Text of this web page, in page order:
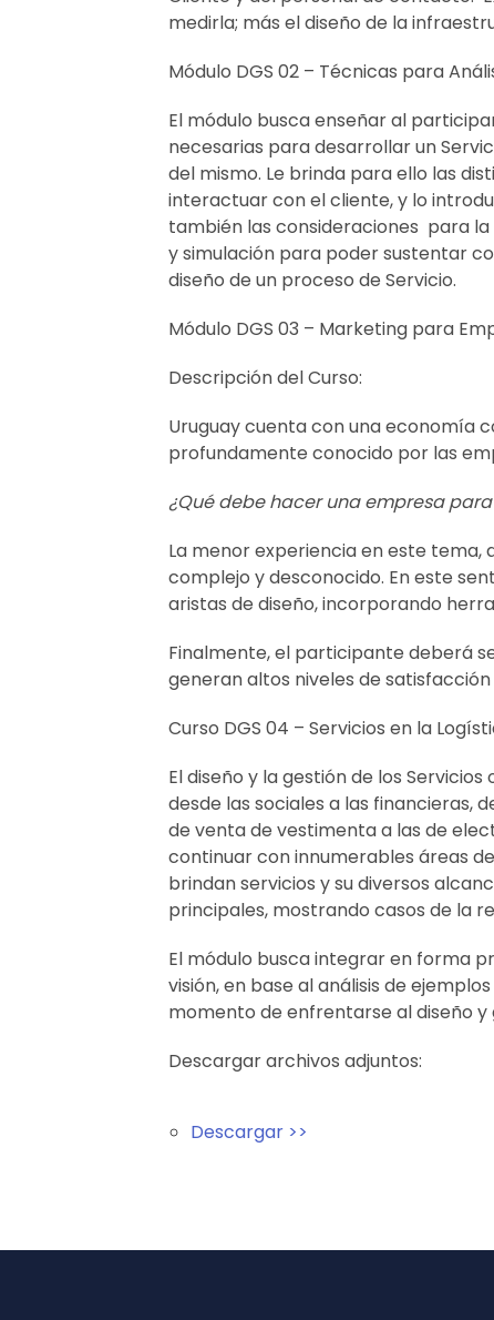
medirla; más el diseño de la
Módulo DGS 02 – Técnicas para
El módulo busca enseñar al
necesarias para desarrollar un
del mismo. Le brinda para ello las
interactuar con el cliente, y lo
también las consideraciones para
y simulación para poder sustentar
diseño de un proceso de Servicio.
Módulo DGS 03 – Marketing para
Descripción del Curso:
Uruguay cuenta con una economía
profundamente conocido por las
¿Qué debe hacer una empresa
La menor experiencia en este
complejo y desconocido. En este
aristas de diseño, incorporando
Finalmente, el participante deberá
generan altos niveles de
Curso DGS 04 – Servicios en la
El diseño y la gestión de los
desde las sociales a las financieras,
de venta de vestimenta a las de
continuar con innumerables áreas
brindan servicios y su diversos
principales, mostrando casos de la
El módulo busca integrar en forma
visión, en base al análisis de
momento de enfrentarse al diseño y
Descargar archivos adjuntos:
Descargar >>